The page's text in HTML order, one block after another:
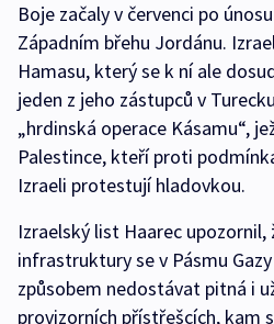
Boje začaly v červenci po
Západním břehu Jordánu.
Hamasu, který se k ní ale
jeden z jeho zástupců v
„hrdinská operace Kásamu“,
Palestince, kteří proti
Izraeli protestují hladovkou.
Izraelský list Haarec upozornil,
infrastruktury se v Pásmu
způsobem nedostávat pitná i
provizorních přístřešcích, kam